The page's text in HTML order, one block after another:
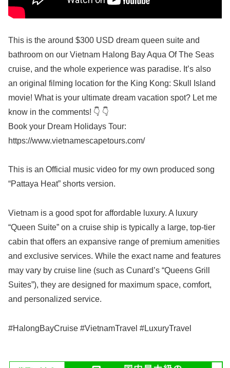
This is the around $300 USD dream queen suite and
bathroom on our Vietnam Halong Bay Aqua Of The Seas
cruise, and the whole experience was paradise. It’s also
an original filming location for the King Kong: Skull Island
movie! What is your ultimate dream vacation spot? Let me
know in the comments! 👇 👇
Book your Dream Holidays Tour:
https://www.vietnamescapetours.com/
This is an Official music video for my own produced song
“Pattaya Heat” shorts version.
Vietnam is a good spot for affordable luxury. A luxury
“Queen Suite” on a cruise ship is typically a large, top-tier
cabin that offers an expansive range of premium amenities
and exclusive services. While the exact name and features
may vary by cruise line (such as Cunard’s “Queens Grill
Suites”), they are designed for maximum space, comfort,
and personalized service.
#HalongBayCruise #VietnamTravel #LuxuryTravel